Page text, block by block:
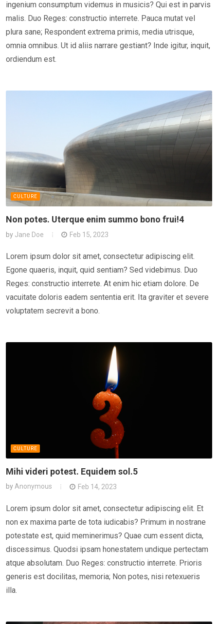
ingenium consumptum videmus in musicis? Qui est in parvis
malis. Duo Reges: constructio interrete. Pauca mutat vel
plura sane; Respondent extrema primis, media utrisque,
omnia omnibus. Ut id aliis narrare gestiant? Inde igitur, inquit,
ordiendum est.
CULTURE
Non potes. Uterque enim summo bono frui!4
by Jane Doe Feb 15, 2023
Lorem ipsum dolor sit amet, consectetur adipiscing elit.
Egone quaeris, inquit, quid sentiam? Sed videbimus. Duo
Reges: constructio interrete. At enim hic etiam dolore. De
vacuitate doloris eadem sententia erit. Ita graviter et severe
voluptatem secrevit a bono.
CULTURE
Mihi videri potest. Equidem sol.5
by Anonymous Feb 14, 2023
Lorem ipsum dolor sit amet, consectetur adipiscing elit. Et
non ex maxima parte de tota iudicabis? Primum in nostrane
potestate est, quid meminerimus? Quae cum essent dicta,
discessimus. Quodsi ipsam honestatem undique pertectam
atque absolutam. Duo Reges: constructio interrete. Prioris
generis est docilitas, memoria; Non potes, nisi retexueris
illa.